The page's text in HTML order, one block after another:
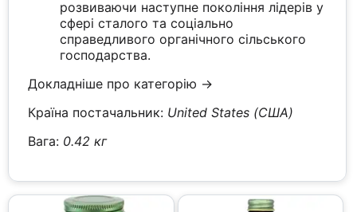
розвиваючи наступне покоління лідерів у
сфері сталого та соціально
справедливого органічного сільського
господарства.
Докладніше про категорію →
Країна постачальник: United States (США)
Вага: 0.42 кг